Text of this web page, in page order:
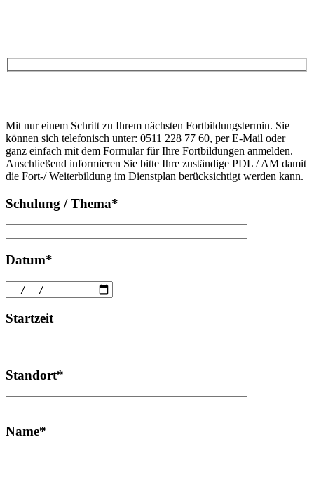
Feld
leer.
lasse
dieses
Feld
leer.
Mit nur einem Schritt zu Ihrem nächsten Fortbildungstermin. Sie
können sich telefonisch unter: 0511 228 77 60, per E-Mail oder
ganz einfach mit dem Formular für Ihre Fortbildungen anmelden.
Anschließend informieren Sie bitte Ihre zuständige PDL / AM damit
die Fort-/ Weiterbildung im Dienstplan berücksichtigt werden kann.
Schulung / Thema*
Datum*
Startzeit
Standort*
Name*